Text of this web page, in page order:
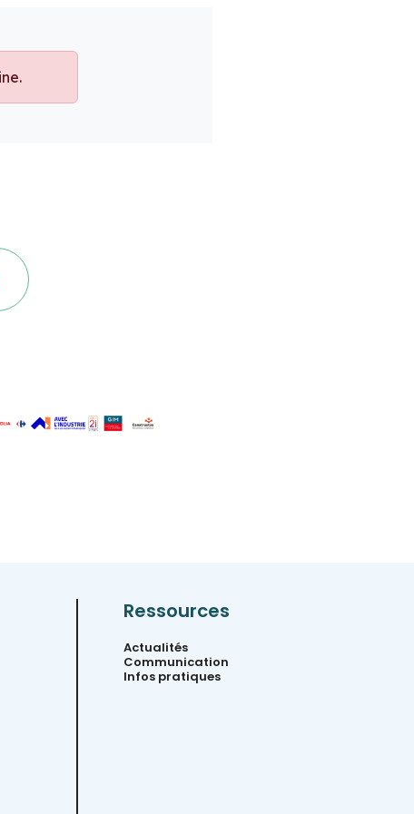
Ressources
Actualités
Communication
Infos pratiques